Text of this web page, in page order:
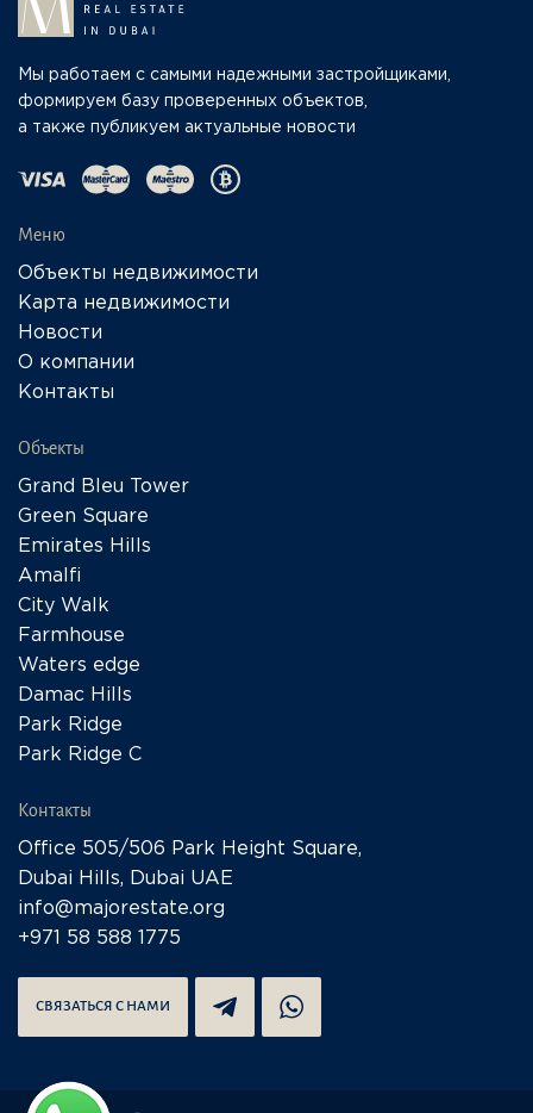
Мы работаем с самыми надежными застройщиками,
формируем базу проверенных объектов,
а также публикуем актуальные новости
Меню
Объекты недвижимости
Карта недвижимости
Новости
О компании
Контакты
Объекты
Grand Bleu Tower
Green Square
Emirates Hills
Amalfi
City Walk
Farmhouse
Waters edge
Damac Hills
Park Ridge
Park Ridge C
Контакты
Office 505/506 Park Height Square,
Dubai Hills, Dubai UAE
info@majorestate.org
+971 58 588 1775
СВЯЗАТЬСЯ С НАМИ